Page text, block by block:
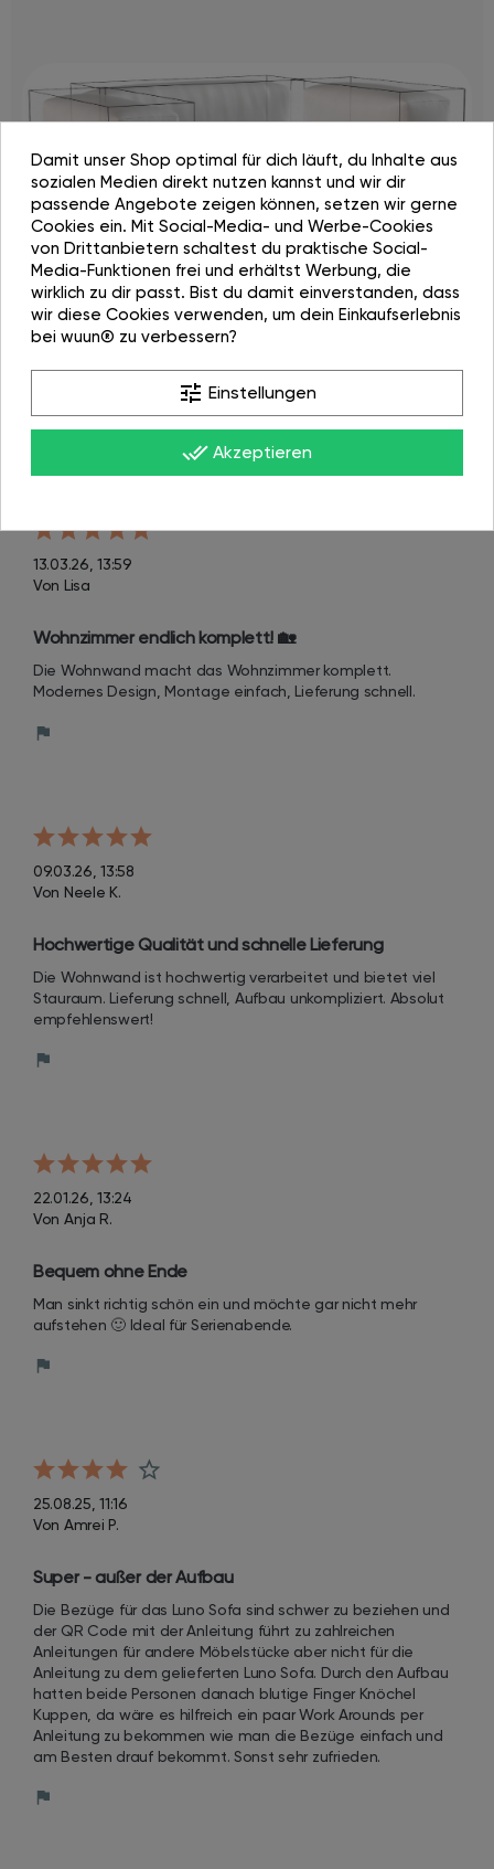
Jetzt entwerfen
Bewertungen (7)
13.03.26, 13:59
Von Lisa
Wohnzimmer endlich komplett! 🏡
Die Wohnwand macht das Wohnzimmer komplett.
Modernes Design, Montage einfach, Lieferung schnell.
09.03.26, 13:58
Von Neele K.
Hochwertige Qualität und schnelle Lieferung
Die Wohnwand ist hochwertig verarbeitet und bietet viel
Stauraum. Lieferung schnell, Aufbau unkompliziert. Absolut
empfehlenswert!
22.01.26, 13:24
Von Anja R.
Bequem ohne Ende
Man sinkt richtig schön ein und möchte gar nicht mehr
aufstehen 🙂 Ideal für Serienabende.
25.08.25, 11:16
Von Amrei P.
Super - außer der Aufbau
Die Bezüge für das Luno Sofa sind schwer zu beziehen und
der QR Code mit der Anleitung führt zu zahlreichen
Anleitungen für andere Möbelstücke aber nicht für die
Anleitung zu dem gelieferten Luno Sofa. Durch den Aufbau
hatten beide Personen danach blutige Finger Knöchel
Kuppen, da wäre es hilfreich ein paar Work Arounds per
Anleitung zu bekommen wie man die Bezüge einfach und
am Besten drauf bekommt. Sonst sehr zufrieden.
Damit unser Shop optimal für dich läuft, du Inhalte aus
sozialen Medien direkt nutzen kannst und wir dir
passende Angebote zeigen können, setzen wir gerne
Cookies ein. Mit Social-Media- und Werbe-Cookies
von Drittanbietern schaltest du praktische Social-
Media-Funktionen frei und erhältst Werbung, die
wirklich zu dir passt. Bist du damit einverstanden, dass
wir diese Cookies verwenden, um dein Einkaufserlebnis
bei wuun® zu verbessern?
tune Einstellungen
done_all Akzeptieren